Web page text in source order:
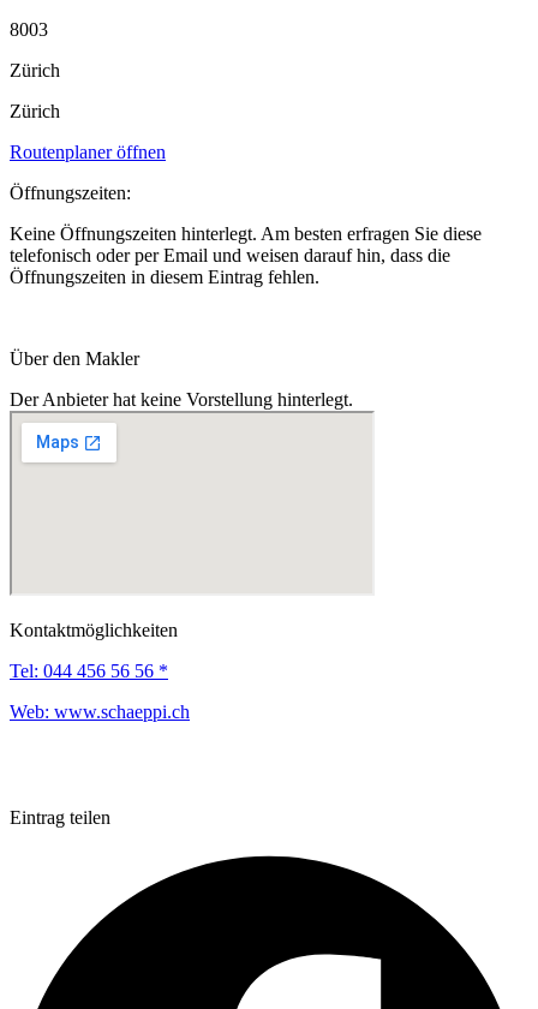
8003
Zürich
Zürich
Routenplaner öffnen
Öffnungszeiten:
Keine Öffnungszeiten hinterlegt. Am besten erfragen Sie diese
telefonisch oder per Email und weisen darauf hin, dass die
Öffnungszeiten in diesem Eintrag fehlen.
Über den Makler
Der Anbieter hat keine Vorstellung hinterlegt.
Kontaktmöglichkeiten
Tel: 044 456 56 56 *
Web: www.schaeppi.ch
Eintrag teilen